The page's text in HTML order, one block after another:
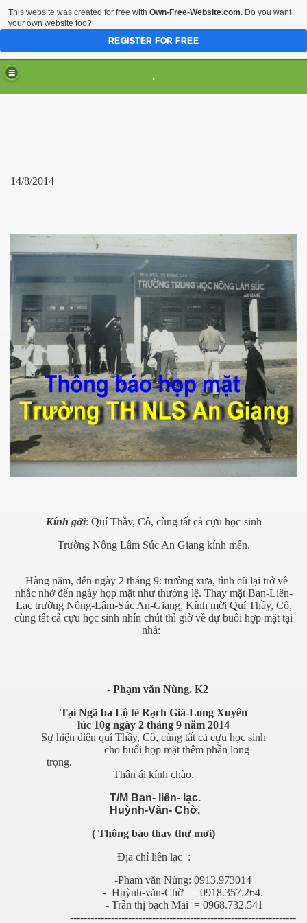
.
14/8/2014
Kính gởi: Quí Thầy, Cô, cùng tất cả cựu học-sinh
Trường Nông Lâm Súc An Giang kính mến.
Hàng năm, đến ngày 2 tháng 9: trường xưa, tình cũ lại trở về
nhắc nhở đến ngày họp mặt như thường lệ. Thay mặt Ban-Liên-
Lạc trường Nông-Lâm-Súc An-Giang, Kính mời Quí Thầy, Cô,
cùng tất cả cựu học sinh nhín chút thì giờ về dự buổi hợp mặt tại
nhà:
- Phạm văn Nùng. K2
Tại Ngã ba Lộ tẻ Rạch Giá-Long Xuyên
lúc 10g ngày 2 tháng 9 năm 2014
Sự hiện diện quí Thầy, Cô, cùng tất cả cựu học sinh
cho buổi họp mặt thêm phần long
trọng.
Thân ái kính chào.
T/M Ban- liên- lạc.
Huỳnh-Văn- Chờ.
( Thông báo thay thư mời)
Địa chỉ liên lạc :
-Phạm văn Nùng: 0913.973014
- Huỳnh-văn-Chờ = 0918.357.264.
- Trần thị bạch Mai = 0968.732.541
------------------------------------------------------------------
V
This website was created for free with Own-Free-Website.com. Do you want
your own website too?
REGISTER FOR FREE